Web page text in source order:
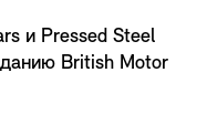
и Pressed Steel
British Motor